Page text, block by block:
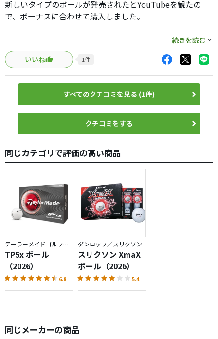
新しいタイプのボールが発売されたとYouTubeを観たの
で、ボーナスに合わせて購入しました。
値段は飛ぶタイプと比較して高めで、1.5倍くらいしまし
た。
変わらず、初速が早くて見失います笑
飛距離は2ピースタイプの方が少し飛んでいる印象です。
打感も柔らかくもしっかり目で、ラバーも傷がつきにく
く、優秀だと思います。
ェッジではバックスピンするレベルです。
と被るのが嫌な人はこのボールでも良いと思います！
続きを読む
いいね
1件
すべてのクチコミを見る (1件)
クチコミをする
同じカテゴリで評価の高い商品
テーラーメイドゴルフ／TP5
TP5x ボール
（2026）
6.8
ダンロップ／スリクソン
スリクソン XmaX
ボール（2026）
5.4
同じメーカーの商品